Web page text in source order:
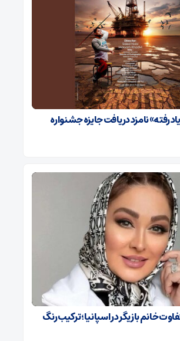
یاد رفته» نامزد دریافت جایزه جشنواره
خانم بازیگر در اسپانیا ؛ ترکیب رنگ